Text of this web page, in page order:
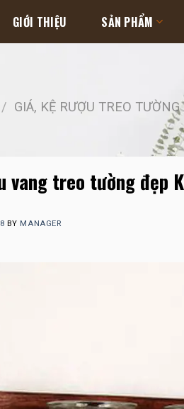
GIỚI THIỆU SẢN PHẨM
/ GIÁ, KỆ RƯỢU TREO TƯỜNG
vang treo tường đẹp
BY MANAGER